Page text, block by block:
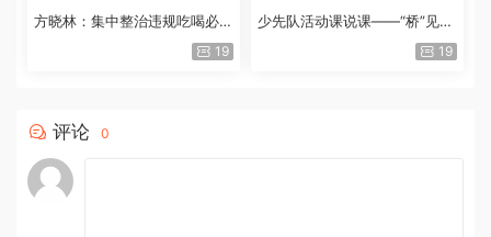
方晓林：集中整治违规吃喝必须
19
少先队活动课说课——“桥”见中
19
评论 0